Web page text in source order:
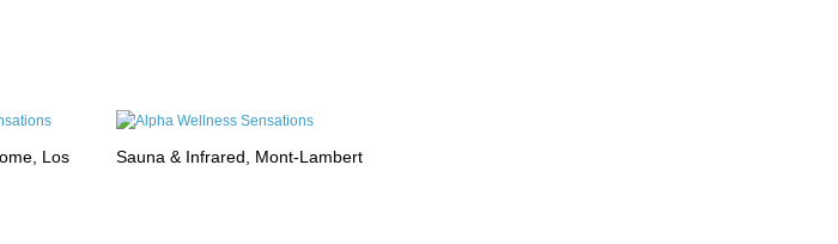
Los
Sauna & Infrared, Mont-Lambert